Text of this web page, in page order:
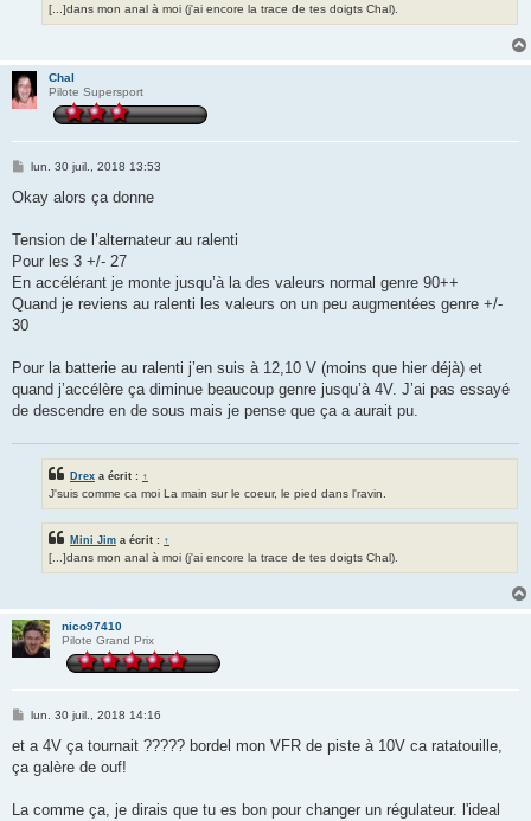
[...]dans mon anal à moi (j'ai encore la trace de tes doigts Chal).
Chal
Pilote Supersport
M
s
g
lun. 30 juil., 2018 13:53
Okay alors ça donne
Tension de l’alternateur au ralenti
Pour les 3 +/- 27
En accélérant je monte jusqu’à la des valeurs normal genre 90++
Quand je reviens au ralenti les valeurs on un peu augmentées genre +/-
30
Pour la batterie au ralenti j’en suis à 12,10 V (moins que hier déjà) et
quand j’accélère ça diminue beaucoup genre jusqu’à 4V. J’ai pas essayé
de descendre en de sous mais je pense que ça a aurait pu.
Drex a écrit : ↑
J'suis comme ca moi La main sur le coeur, le pied dans l'ravin.
Mini Jim a écrit : ↑
[...]dans mon anal à moi (j'ai encore la trace de tes doigts Chal).
nico97410
Pilote Grand Prix
M
s
a
lun. 30 juil., 2018 14:16
et a 4V ça tournait ????? bordel mon VFR de piste à 10V ca ratatouille,
ça galère de ouf!
La comme ça, je dirais que tu es bon pour changer un régulateur. l'ideal